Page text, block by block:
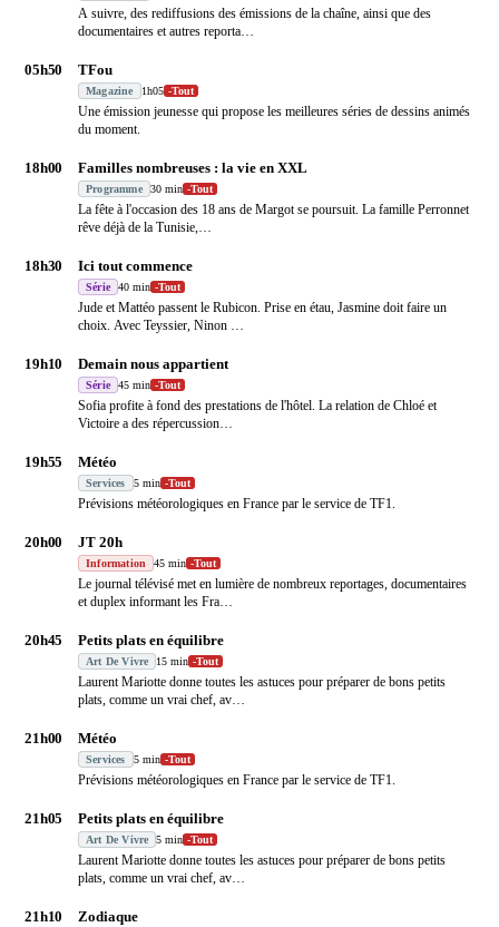
A suivre, des rediffusions des émissions de la chaîne, ainsi que des
documentaires et autres reporta…
05h50 TFou
Magazine 1h05 -Tout
Une émission jeunesse qui propose les meilleures séries de dessins animés
du moment.
18h00 Familles nombreuses : la vie en XXL
Programme 30 min -Tout
La fête à l'occasion des 18 ans de Margot se poursuit. La famille Perronnet
rêve déjà de la Tunisie,…
18h30 Ici tout commence
Série 40 min -Tout
Jude et Mattéo passent le Rubicon. Prise en étau, Jasmine doit faire un
choix. Avec Teyssier, Ninon …
19h10 Demain nous appartient
Série 45 min -Tout
Sofia profite à fond des prestations de l'hôtel. La relation de Chloé et
Victoire a des répercussion…
19h55 Météo
Services 5 min -Tout
Prévisions météorologiques en France par le service de TF1.
20h00 JT 20h
Information 45 min -Tout
Le journal télévisé met en lumière de nombreux reportages, documentaires
et duplex informant les Fra…
20h45 Petits plats en équilibre
Art De Vivre 15 min -Tout
Laurent Mariotte donne toutes les astuces pour préparer de bons petits
plats, comme un vrai chef, av…
21h00 Météo
Services 5 min -Tout
Prévisions météorologiques en France par le service de TF1.
21h05 Petits plats en équilibre
Art De Vivre 5 min -Tout
Laurent Mariotte donne toutes les astuces pour préparer de bons petits
plats, comme un vrai chef, av…
21h10 Zodiaque